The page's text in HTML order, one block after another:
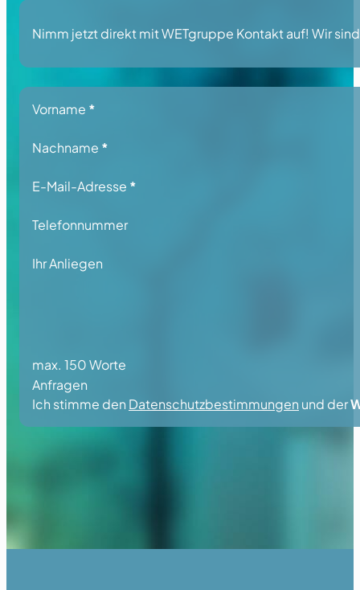
Nimm jetzt direkt mit WETgruppe Kontakt auf! Wir
Section
Vorname *
Nachname *
E-Mail-Adresse *
Telefonnummer
Ihr Anliegen
max. 150 Worte
Anfragen
Ich stimme den Datenschutzbestimmungen und der